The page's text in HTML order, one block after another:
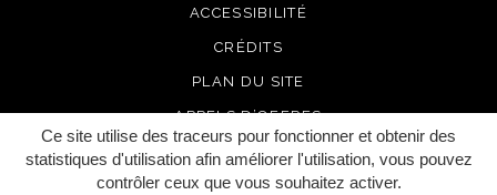
Ce site utilise des traceurs pour fonctionner et obtenir des
statistiques d'utilisation afin améliorer l'utilisation, vous pouvez
contrôler ceux que vous souhaitez activer.
ACCESSIBILITÉ
CRÉDITS
PLAN DU SITE
APPELS D’OFFRES
RECRUTEMENT
GÉRER MES COOKIES